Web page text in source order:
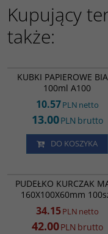
Kupujący
także:
KUBKI PAPIEROWE
100ml A100
10.57PLN netto
13.00PLN brutto
DO KOSZYKA
PUDEŁKO KURCZAK
160X100X60mm
34.15PLN netto
42.00PLN brutto